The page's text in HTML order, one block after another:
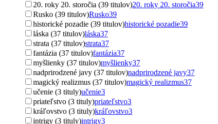
20. roky 20. storočia (39 titulov)20. roky 20. storočia39
Rusko (39 titulov)Rusko39
historické pozadie (39 titulov)historické pozadie39
láska (37 titulov)láska37
strata (37 titulov)strata37
fantázia (37 titulov)fantázia37
myšlienky (37 titulov)myšlienky37
nadprirodzené javy (37 titulov)nadprirodzené javy37
magický realizmus (37 titulov)magický realizmus37
učenie (3 tituly)učenie3
priateľstvo (3 tituly)priateľstvo3
kráľovstvo (3 tituly)kráľovstvo3
intrigy (3 tituly)intrigy3